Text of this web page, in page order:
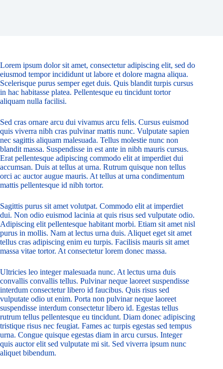
Lorem ipsum dolor sit amet, consectetur adipiscing elit, sed do
eiusmod tempor incididunt ut labore et dolore magna aliqua.
Scelerisque purus semper eget duis. Quis blandit turpis cursus
in hac habitasse platea. Pellentesque eu tincidunt tortor
aliquam nulla facilisi.
Sed cras ornare arcu dui vivamus arcu felis. Cursus euismod
quis viverra nibh cras pulvinar mattis nunc. Vulputate sapien
nec sagittis aliquam malesuada. Tellus molestie nunc non
blandit massa. Suspendisse in est ante in nibh mauris cursus.
Erat pellentesque adipiscing commodo elit at imperdiet dui
accumsan. Duis at tellus at urna. Rutrum quisque non tellus
orci ac auctor augue mauris. At tellus at urna condimentum
mattis pellentesque id nibh tortor.
Sagittis purus sit amet volutpat. Commodo elit at imperdiet
dui. Non odio euismod lacinia at quis risus sed vulputate odio.
Adipiscing elit pellentesque habitant morbi. Etiam sit amet nisl
purus in mollis. Nam at lectus urna duis. Aliquet eget sit amet
tellus cras adipiscing enim eu turpis. Facilisis mauris sit amet
massa vitae tortor. At consectetur lorem donec massa.
Ultricies leo integer malesuada nunc. At lectus urna duis
convallis convallis tellus. Pulvinar neque laoreet suspendisse
interdum consectetur libero id faucibus. Quis risus sed
vulputate odio ut enim. Porta non pulvinar neque laoreet
suspendisse interdum consectetur libero id. Egestas tellus
rutrum tellus pellentesque eu tincidunt. Diam donec adipiscing
tristique risus nec feugiat. Fames ac turpis egestas sed tempus
urna. Congue quisque egestas diam in arcu cursus. Integer
quis auctor elit sed vulputate mi sit. Sed viverra ipsum nunc
aliquet bibendum.